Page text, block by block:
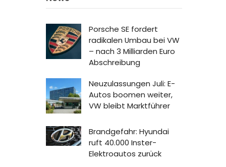
Porsche SE fordert
radikalen Umbau bei VW
– nach 3 Milliarden Euro
Abschreibung
Neuzulassungen Juli: E-
Autos boomen weiter,
VW bleibt Marktführer
Brandgefahr: Hyundai
ruft 40.000 Inster-
Elektroautos zurück